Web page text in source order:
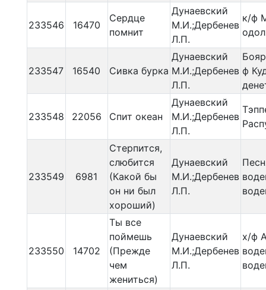
233546 16470
Сердце
помнит
Дунаевский
М.И.;Дербенев
Л.П.
к/ф
233547 16540 Сивка бурка
Дунаевский
М.И.;Дербенев
Л.П.
ф
233548 22056 Спит океан
Дунаевский
М.И.;Дербенев
Л.П.
233549 6981
Стерпится,
слюбится
(Какой бы
он ни был
хороший)
Дунаевский
М.И.;Дербенев
Л.П.
233550 14702
Ты все
поймешь
(Прежде
чем
жениться)
Дунаевский
М.И.;Дербенев
Л.П.
х/ф